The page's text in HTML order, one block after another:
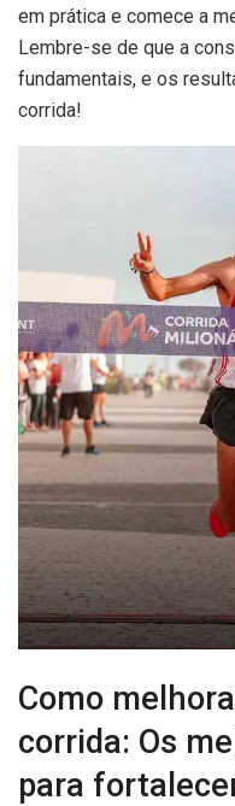
em prática e comece a
Lembre-se de que a
fundamentais, e os
corrida!
Como
corrida: Os
para